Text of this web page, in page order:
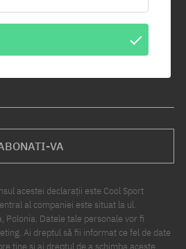
newsletter-ul nostru și vei fi informat
noi și campaniile de promoție!
de reducere de -5% pentru întreaga
VA
acestei declarații este Cool Sport
al companiei este situat la ul.
Polonia. Datele tale personale vor fi
Ai dreptul să fii informat ce fel de date